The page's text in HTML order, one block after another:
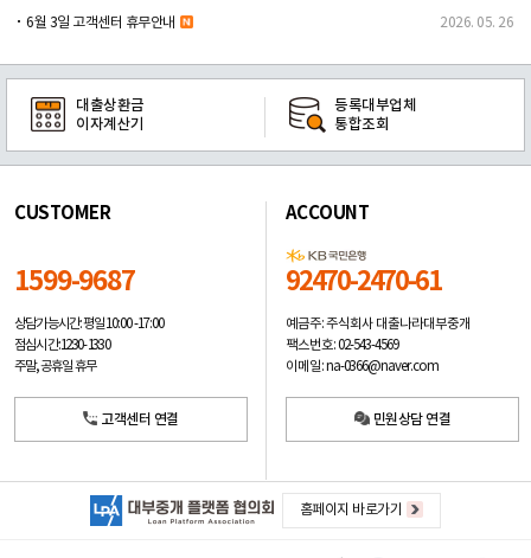
6월 3일 고객센터 휴무안내 2026. 05. 26
대출상환금
이자계산기
등록대부업체
통합조회
CUSTOMER
1599-9687
상담가능시간: 평일10:00 -17:00
점심시간: 12:30 - 13:30
주말, 공휴일 휴무
고객센터 연결
ACCOUNT
92470-2470-61
예금주: 주식회사 대출나라대부중개
팩스번호: 02-543-4569
이메일: na-0366@naver.com
민원상담 연결
홈페이지 바로가기